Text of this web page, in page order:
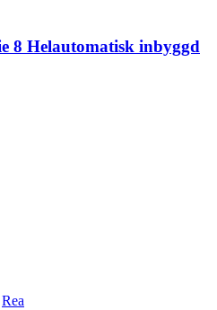
8 Helautomatisk inbyggd
Rea